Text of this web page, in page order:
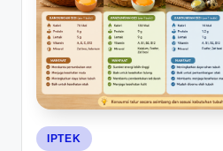
Posted
IPTEK